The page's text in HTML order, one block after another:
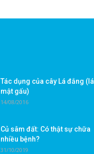
Tác dụng của cây Lá đắng (lá
mật gấu)
14/08/2016
Củ sâm đất: Có thật sự chữa
nhiều bệnh?
31/10/2019